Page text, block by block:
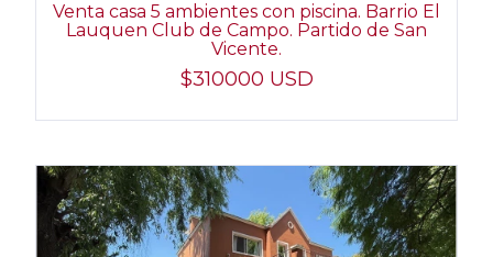
Venta casa 5 ambientes con piscina. Barrio El
Lauquen Club de Campo. Partido de San
Vicente.
$310000 USD